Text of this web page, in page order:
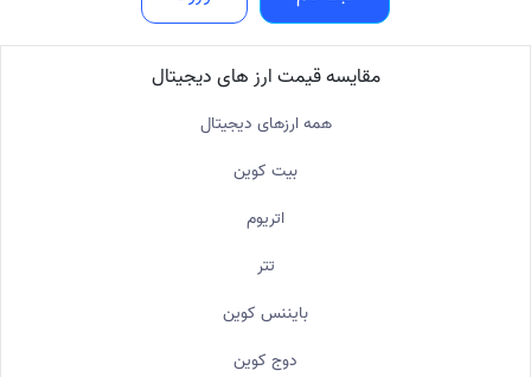
مقایسه قیمت ارز های دیجیتال
همه ارزهای دیجیتال
بیت کوین
اتریوم
تتر
بایننس کوین
دوج کوین